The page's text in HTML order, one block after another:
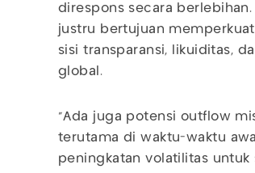
direspons secara
justru bertujuan
sisi transparansi, likuiditas,
global.
"Ada juga potensi outflow
terutama di waktu-waktu
peningkatan volatilitas